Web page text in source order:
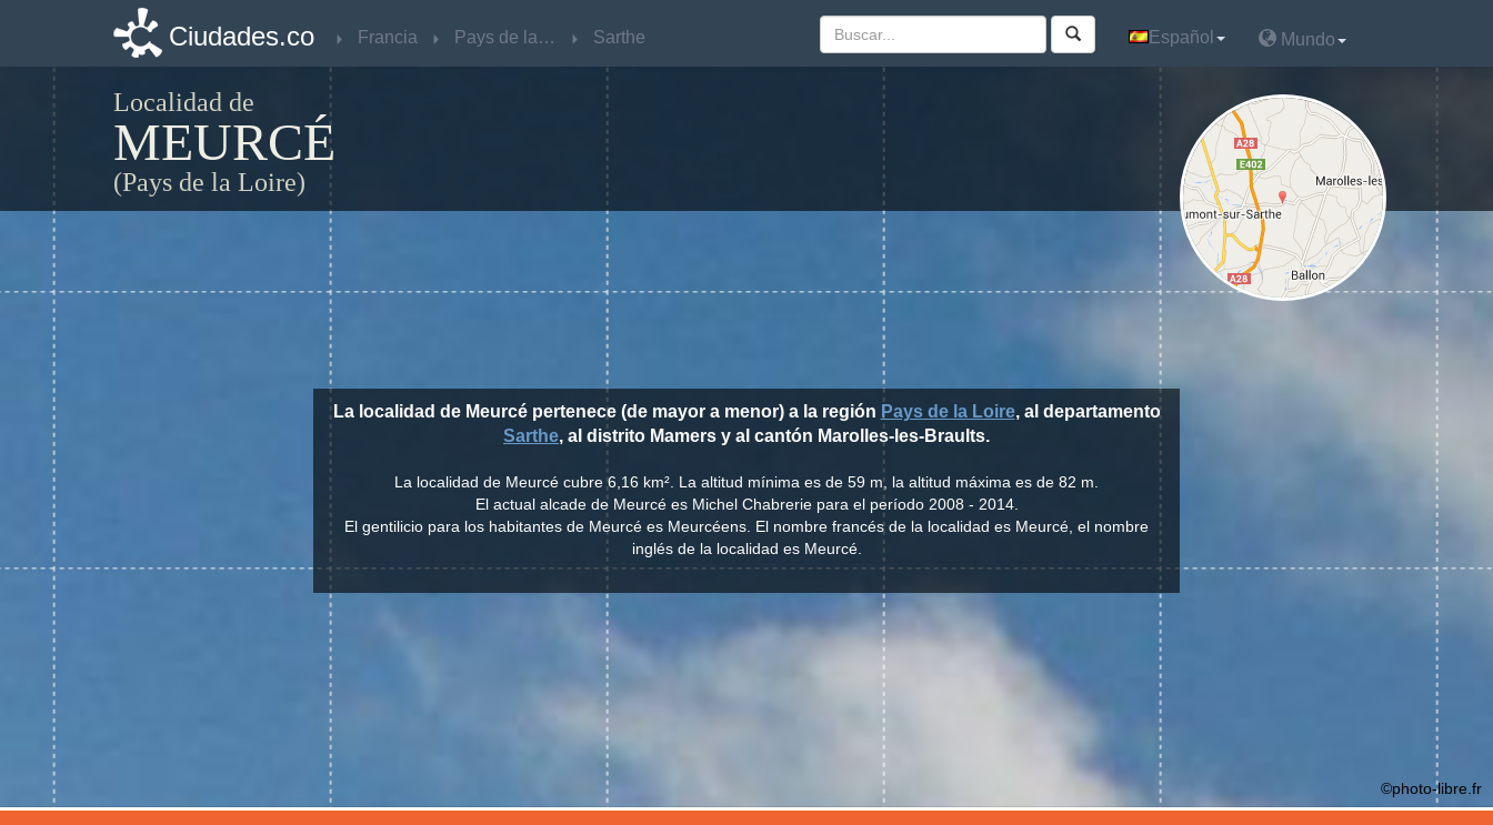
Ciudades.co Francia Pays de la Loire Sarthe Español Mundo
Localidad de
MEURCÉ
(Pays de la Loire)
La localidad de Meurcé pertenece (de mayor a menor) a la región Pays de la Loire, al departamento
Sarthe, al distrito Mamers y al cantón Marolles-les-Braults.
La localidad de Meurcé cubre 6,16 km². La altitud mínima es de 59 m, la altitud máxima es de 82 m.
El actual alcade de Meurcé es Michel Chabrerie para el período 2008 - 2014.
El gentilicio para los habitantes de Meurcé es Meurcéens. El nombre francés de la localidad es Meurcé, el nombre
inglés de la localidad es Meurcé.
©photo-libre.fr
Ciudades.co Francia Pays de la Loire Sarthe Español Mundo